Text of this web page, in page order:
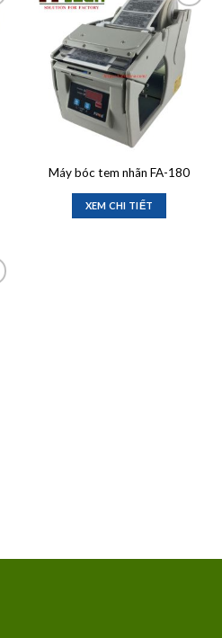
Add to
wishlist
Máy bóc tem nhãn FA-180
XEM CHI TIẾT